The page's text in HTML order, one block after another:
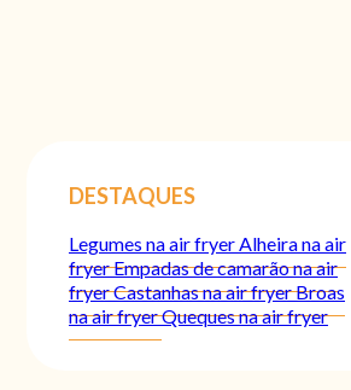
DESTAQUES
Legumes na air fryerAlheira na air
fryerEmpadas de camarão na air
fryerCastanhas na air fryerBroas
na air fryerQueques na air fryer